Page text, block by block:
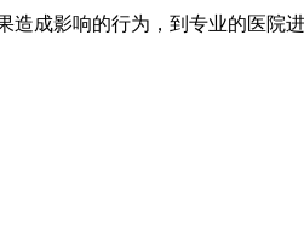
影响的行为，到专业的医院